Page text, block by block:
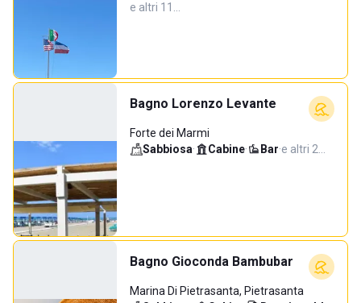
e altri 11…
Bagno Lorenzo Levante
Forte dei Marmi
Sabbiosa· Cabine· Bar·e altri 2…
Bagno Gioconda Bambubar
Marina Di Pietrasanta, Pietrasanta